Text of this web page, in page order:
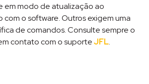
em modo de atualização ao
o software. Outros exigem uma
de comandos. Consulte sempre o
contato com o suporteJFL.